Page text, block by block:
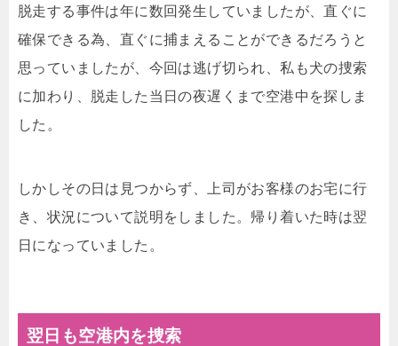
脱走する事件は年に数回発生していましたが、直ぐに
確保できる為、直ぐに捕まえることができるだろうと
思っていましたが、今回は逃げ切られ、私も犬の捜索
に加わり、脱走した当日の夜遅くまで空港中を探しま
した。
しかしその日は見つからず、上司がお客様のお宅に行
き、状況について説明をしました。帰り着いた時は翌
日になっていました。
翌日も空港内を捜索